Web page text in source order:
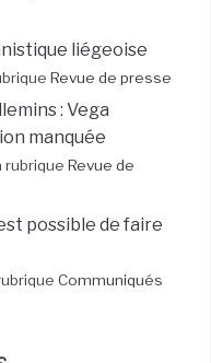
liégeoise
Revue de presse
: Vega
manquée
rubrique Revue de
possible de faire
Communiqués